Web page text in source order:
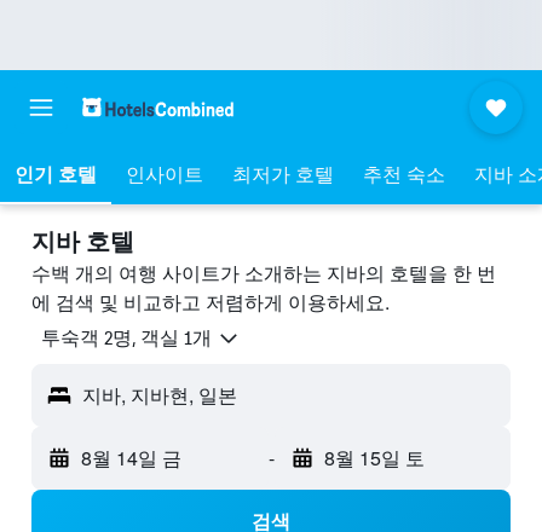
인기 호텔 인사이트 최저가 호텔 추천 숙소 지바
지바 호텔
수백 개의 여행 사이트가 소개하는 지바​의 호텔을 한 번
에 검색 및 비교하고 저렴하게 이용하세요.
​투숙객 2​명, ​객실 1개
지바, 지바현, 일본
8월 14일 금 - 8월 15일 토
검색